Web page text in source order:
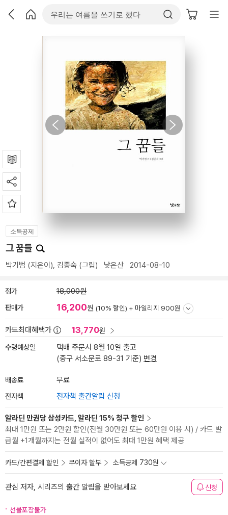
소득공제
그 꿈들
박기범 (지은이), 김종숙 (그림) 낮은산 2014-08-10
정가 18,000원
판매가 16,200원 (10% 할인) + 마일리지 900원
카드최대혜택가 13,770원
수령예상일
택배 주문시 8월 10일 출고
(중구 서소문로 89-31 기준) 변경
배송료 무료
전자책 전자책 출간알림 신청
알라딘 만권당 삼성카드, 알라딘 15% 청구 할인
최대 1만원 또는 2만원 할인(전월 30만원 또는 60만원 이용 시) / 카드 발
급월 +1개월까지는 전월 실적이 없어도 최대 1만원 혜택 제공
카드/간편결제 할인 무이자 할부 소득공제 730원
관심 저자, 시리즈의 출간 알림을 받아보세요 신청
선물포장불가